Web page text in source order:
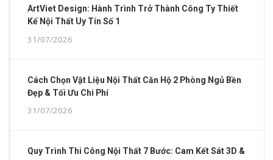
ArtViet Design: Hành Trình Trở Thành Công Ty Thiết
Kế Nội Thất Uy Tín Số 1
31/07/2026
Cách Chọn Vật Liệu Nội Thất Căn Hộ 2 Phòng Ngủ Bền
Đẹp & Tối Ưu Chi Phí
31/07/2026
Quy Trình Thi Công Nội Thất 7 Bước: Cam Kết Sát 3D &